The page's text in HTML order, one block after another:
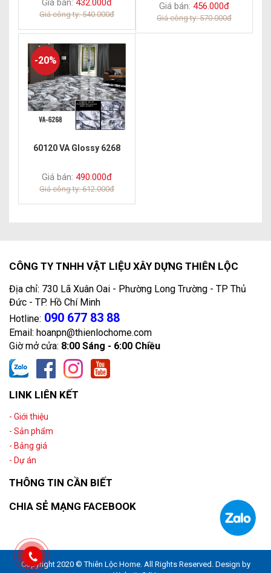
Giá công ty: 540.000đ
Giá bán: 456.000đ
Giá công ty: 570.000đ
-20%
60120 VA Glossy 6268
Giá bán: 490.000đ
Giá công ty: 612.000đ
CÔNG TY TNHH VẬT LIỆU XÂY DỰNG THIÊN LỘC
Địa chỉ: 730 Lã Xuân Oai - Phường Long Trường - TP Thủ
Đức - TP. Hồ Chí Minh
Hotline: 090 677 83 88
Email: hoanpn@thienlochome.com
Giờ mở cửa: 8:00 Sáng - 6:00 Chiều
LINK LIÊN KẾT
- Giới thiệu
- Sản phẩm
- Bảng giá
- Dự án
THÔNG TIN CẦN BIẾT
CHIA SẺ MẠNG FACEBOOK
Copyright 2020 © Thiên Lộc Home. All Rights Reserved. Design by